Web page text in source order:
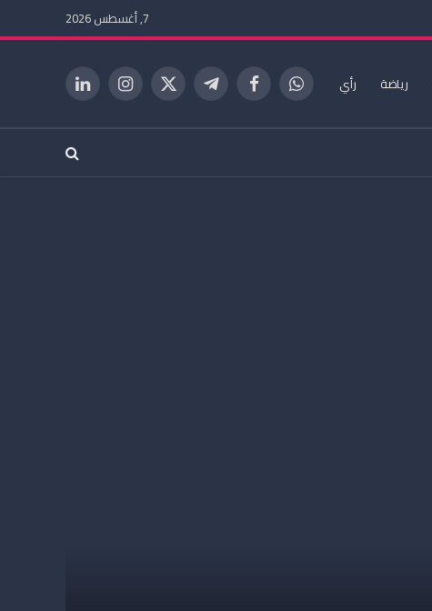
7, أغسطس 2026
رياضة رأي واتساب فيسبوكتيلقرام X
الانستغراملينكدإن